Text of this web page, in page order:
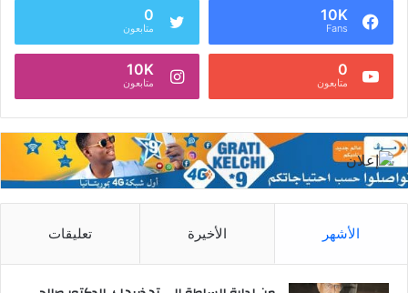
10K
Fans
0
متابعون
0
متابعون
10K
متابعون
الأشهر الأخيرة تعليقات